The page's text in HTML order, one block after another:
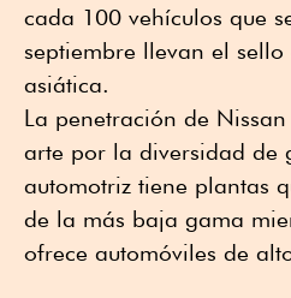
cada 100 vehículos que
septiembre llevan el
asiática.
La penetración de
arte por la diversidad de
automotriz tiene plantas
de la más baja gama
ofrece automóviles de